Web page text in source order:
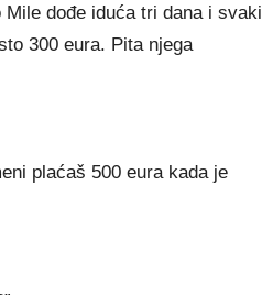
Mile dođe iduća tri dana i svaki
300 eura. Pita njega
plaćaš 500 eura kada je